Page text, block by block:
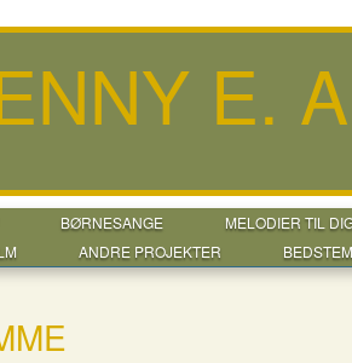
E.
BØRNESANGE
MELODIER TIL
ANDRE PROJEKTER